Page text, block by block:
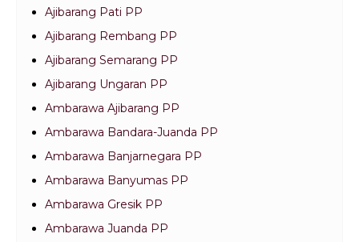
Ajibarang Pati PP
Ajibarang Rembang PP
Ajibarang Semarang PP
Ajibarang Ungaran PP
Ambarawa Ajibarang PP
Ambarawa Bandara-Juanda PP
Ambarawa Banjarnegara PP
Ambarawa Banyumas PP
Ambarawa Gresik PP
Ambarawa Juanda PP